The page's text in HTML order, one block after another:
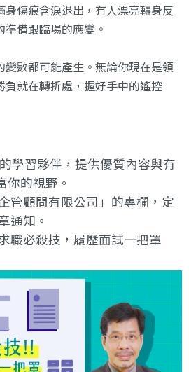
傷痕含淚退出，有人漂亮轉身反
備跟臨場的應變。
數都可能產生。無論你現在是領
負就在轉折處，握好手中的遙控
學習夥伴，提供優質內容與有
你的視野。
管顧問有限公司」的專欄 ，定
通知。
職必殺技，履歷面試一把罩